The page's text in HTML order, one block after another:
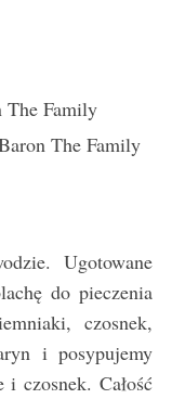
The Family
The Family
Ugotowane
do pieczenia
czosnek,
i posypujemy
czosnek. Całość